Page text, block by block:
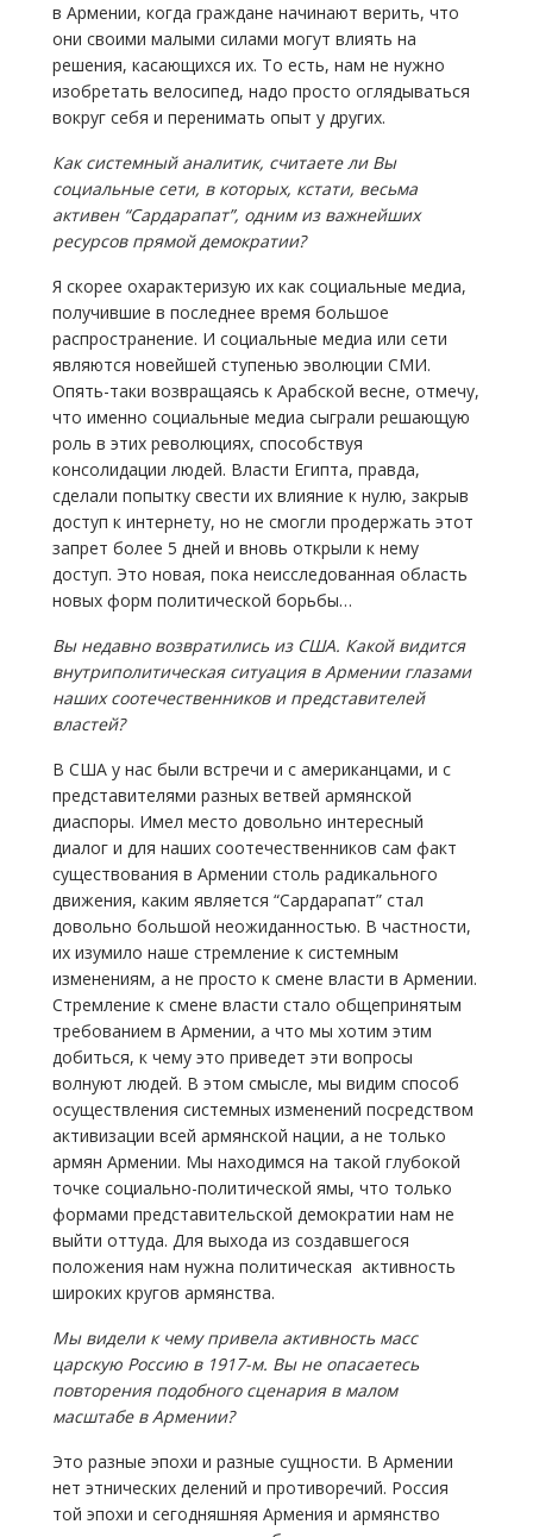
в Армении, когда граждане начинают верить, что
они своими малыми силами могут влиять на
решения, касающихся их. То есть, нам не нужно
изобретать велосипед, надо просто оглядываться
вокруг себя и перенимать опыт у других.
Как системный аналитик, считаете ли Вы
социальные сети, в которых, кстати, весьма
активен “Сардарапат”, одним из важнейших
ресурсов прямой демократии?
Я скорее охарактеризую их как социальные медиа,
получившие в последнее время большое
распространение. И социальные медиа или сети
являются новейшей ступенью эволюции СМИ.
Опять-таки возвращаясь к Арабской весне, отмечу,
что именно социальные медиа сыграли решающую
роль в этих революциях, способствуя
консолидации людей. Власти Египта, правда,
сделали попытку свести их влияние к нулю, закрыв
доступ к интернету, но не смогли продержать этот
запрет более 5 дней и вновь открыли к нему
доступ. Это новая, пока неисследованная область
новых форм политической борьбы…
Вы недавно возвратились из США. Какой видится
внутриполитическая ситуация в Армении глазами
наших соотечественников и представителей
властей?
В США у нас были встречи и с американцами, и с
представителями разных ветвей армянской
диаспоры. Имел место довольно интересный
диалог и для наших соотечественников сам факт
существования в Армении столь радикального
движения, каким является “Сардарапат” стал
довольно большой неожиданностью. В частности,
их изумило наше стремление к системным
изменениям, а не просто к смене власти в Армении.
Стремление к смене власти стало общепринятым
требованием в Армении, а что мы хотим этим
добиться, к чему это приведет эти вопросы
волнуют людей. В этом смысле, мы видим способ
осуществления системных изменений посредством
активизации всей армянской нации, а не только
армян Армении. Мы находимся на такой глубокой
точке социально-политической ямы, что только
формами представительской демократии нам не
выйти оттуда. Для выхода из создавшегося
положения нам нужна политическая активность
широких кругов армянства.
Мы видели к чему привела активность масс
царскую Россию в 1917-м. Вы не опасаетесь
повторения подобного сценария в малом
масштабе в Армении?
Это разные эпохи и разные сущности. В Армении
нет этнических делений и противоречий. Россия
той эпохи и сегодняшняя Армения и армянство